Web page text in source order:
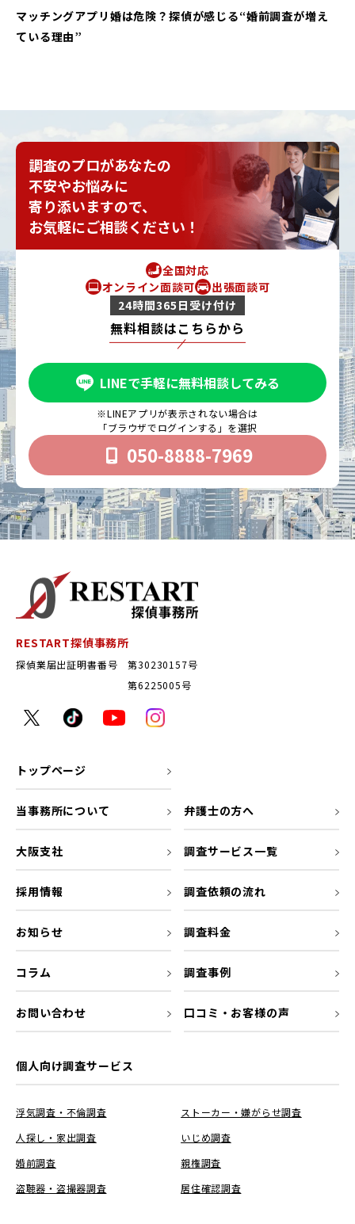
マッチングアプリ婚は危険？探偵が感じる“婚前調査が増え
ている理由”
調査のプロがあなたの
不安やお悩みに
寄り添いますので、
お気軽にご相談ください！
全国対応
オンライン面談可
出張面談可
24時間365日受け付け
無料相談はこちらから
LINEで手軽に無料相談してみる
※LINEアプリが表示されない場合は
「ブラウザでログインする」を選択
050-8888-7969
RESTART探偵事務所
探偵業届出証明書番号 第30230157号
第6225005号
トップページ
当事務所について 弁護士の方へ
大阪支社 調査サービス一覧
採用情報 調査依頼の流れ
お知らせ 調査料金
コラム 調査事例
お問い合わせ 口コミ・お客様の声
個人向け調査サービス
浮気調査・不倫調査
ストーカー・嫌がらせ調査
人探し・家出調査
いじめ調査
婚前調査
親権調査
盗聴器・盗撮器調査
居住確認調査